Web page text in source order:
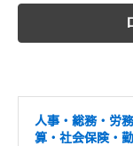
人事・総務・労
算・社会保険・